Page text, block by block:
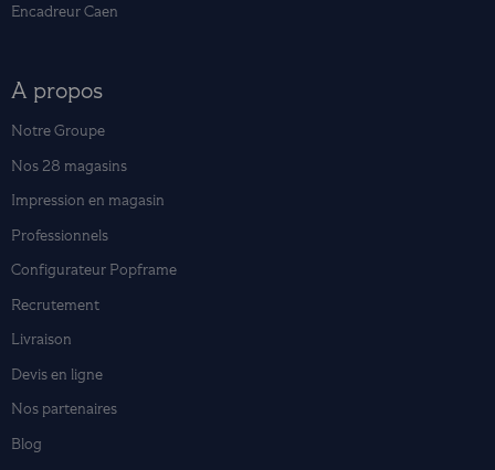
Encadreur Caen
A propos
Notre Groupe
Nos 28 magasins
Impression en magasin
Professionnels
Configurateur Popframe
Recrutement
Livraison
Devis en ligne
Nos partenaires
Blog